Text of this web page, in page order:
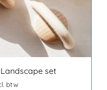
set
btw